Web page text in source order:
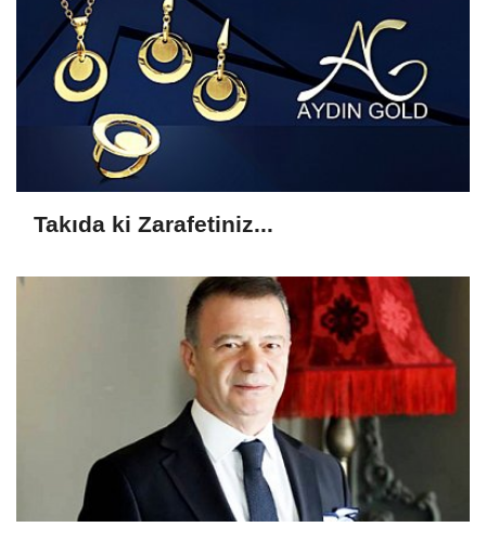
Takıda ki Zarafetiniz...